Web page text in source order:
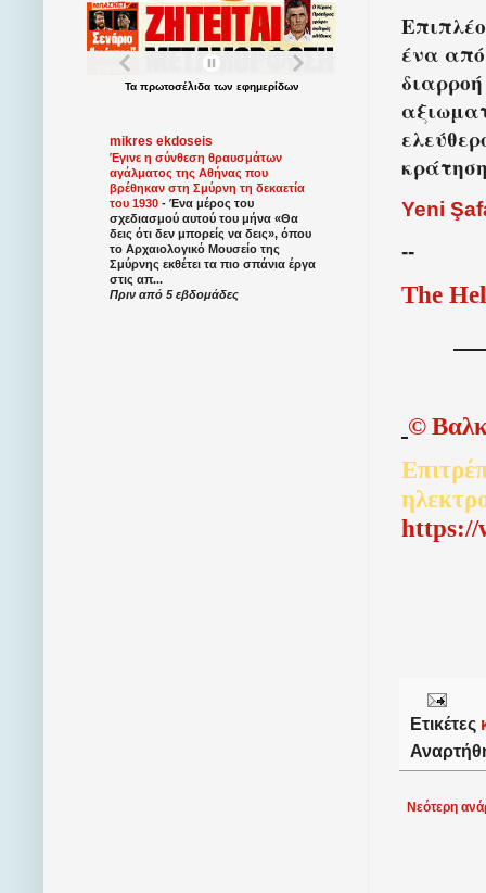
ένα
Yeni
--
The
©
https://
Ετικέτες
Νεότερη
Τα πρωτοσέλιδατων εφημερίδων
mikres ekdoseis
Έγινε η σύνθεση θραυσμάτων
αγάλματος της Αθήνας που
βρέθηκαν στη Σμύρνη τη δεκαετία
του 1930 - Ένα μέρος του
σχεδιασμού αυτού του μήνα «Θα
δεις ότι δεν μπορείς να δεις», όπου
το Αρχαιολογικό Μουσείο της
Σμύρνης εκθέτει τα πιο σπάνια έργα
στις απ...
Πριν από 5 εβδομάδες